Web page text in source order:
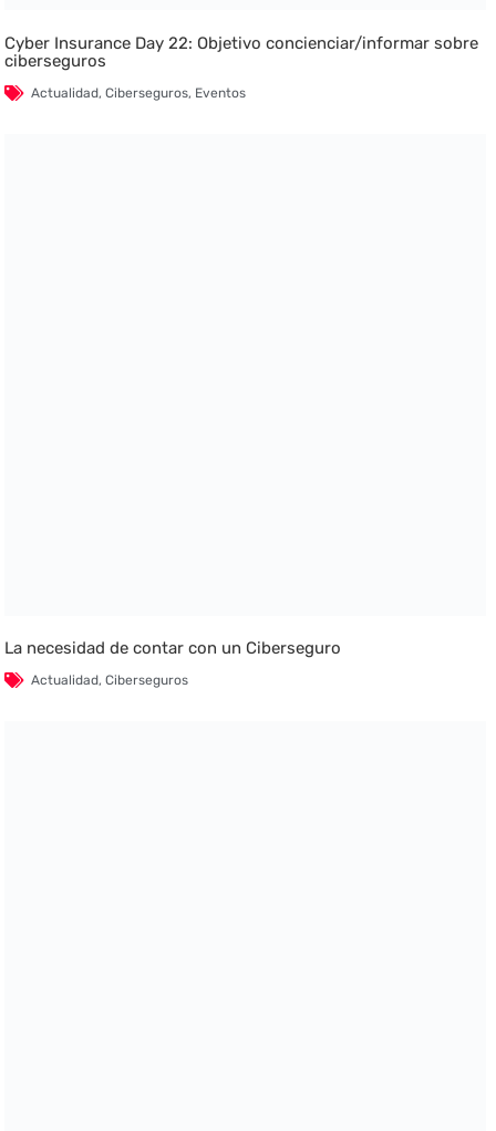
Cyber Insurance Day 22: Objetivo concienciar/informar sobre
ciberseguros
Actualidad,Ciberseguros, Eventos
La necesidad de contar con un Ciberseguro
Actualidad,Ciberseguros